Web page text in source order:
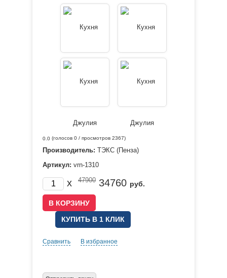
0.0 (голосов 0 / просмотров 2367)
Производитель: ТЭКС (Пенза)
Артикул: vrn-1310
x 47900 34760 руб.
КУПИТЬ В 1 КЛИК
Сравнить В избранное